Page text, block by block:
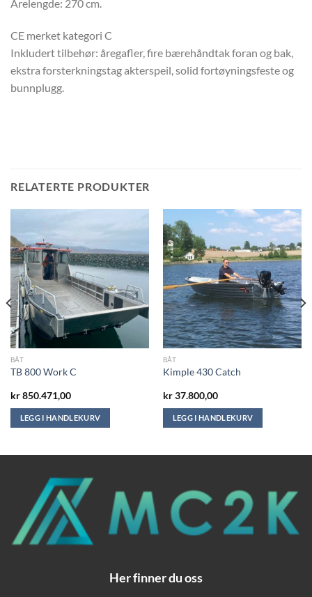
Årelengde: 270 cm.
CE merket kategori C
Inkludert tilbehør: åregafler, fire bærehåndtak foran og bak,
ekstra forsterkningstag akterspeil, solid fortøyningsfeste og
bunnplugg.
RELATERTE PRODUKTER
BÅT
TB 800 Work C
kr850.471,00
LEGG I HANDLEKURV
BÅT
Kimple 430 Catch
kr37.800,00
LEGG I HANDLEKURV
Her finner du oss